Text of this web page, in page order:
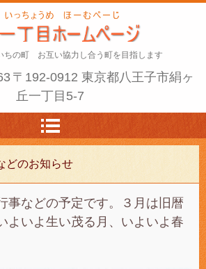
ちの町 お互い協力し合う町を目指します
〒192-0912 東京都八王子市絹ヶ
丘一丁目5-7
どのお知らせ
事などの予定です。３月は旧暦
よいよ生い茂る月、いよいよ春